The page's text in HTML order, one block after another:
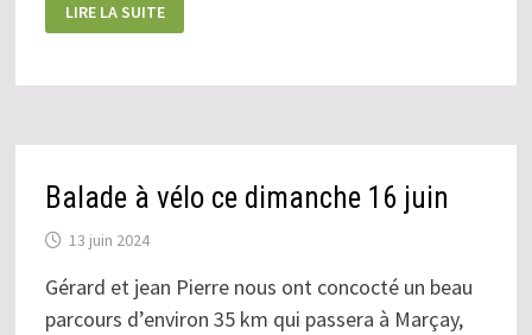
BEAU
SUCCÈS
VISITE
SUR
THÈME
DES
DE
POITIERS.
LIRE LA SUITE
Balade à vélo ce dimanche 16 juin
13 juin 2024
Gérard et jean Pierre nous ont concocté un beau
parcours d’environ 35 km qui passera à Marçay,